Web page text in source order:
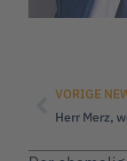
VORIGE